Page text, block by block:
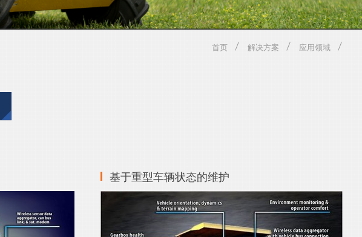
首页 解决方案 应用领域
基于重型车辆状态的维护